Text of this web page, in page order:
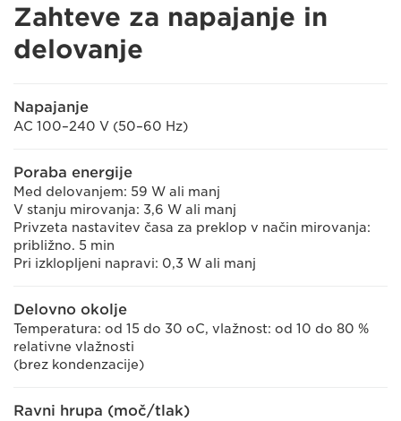
Zahteve za napajanje in
delovanje
Napajanje
AC 100–240 V (50–60 Hz)
Poraba energije
Med delovanjem: 59 W ali manj
V stanju mirovanja: 3,6 W ali manj
Privzeta nastavitev časa za preklop v način mirovanja:
približno. 5 min
Pri izklopljeni napravi: 0,3 W ali manj
Delovno okolje
Temperatura: od 15 do 30 oC, vlažnost: od 10 do 80 %
relativne vlažnosti
(brez kondenzacije)
Ravni hrupa (moč/tlak)